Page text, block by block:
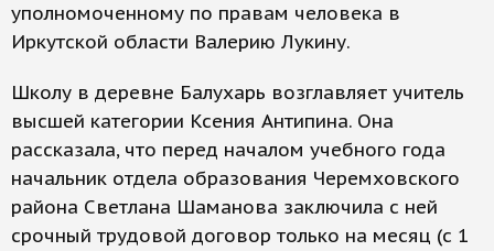
уполномоченному по правам человека в
Иркутской области Валерию Лукину.
Школу в деревне Балухарь возглавляет учитель
высшей категории Ксения Антипина. Она
рассказала, что перед началом учебного года
начальник отдела образования Черемховского
района Светлана Шаманова заключила с ней
срочный трудовой договор только на месяц (с 1